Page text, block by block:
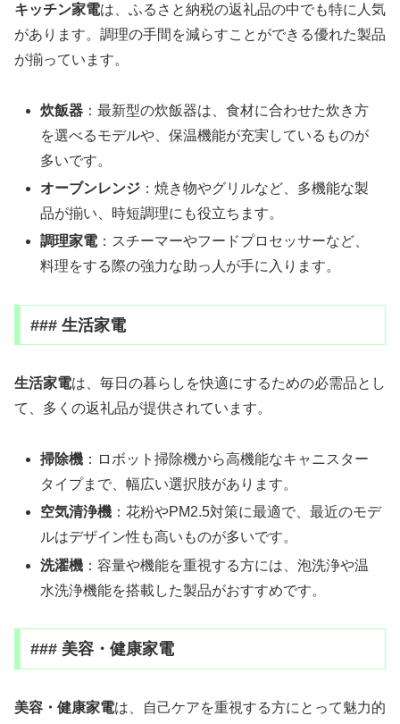
キッチン家電は、ふるさと納税の返礼品の中でも特に人気
があります。調理の手間を減らすことができる優れた製品
が揃っています。
炊飯器 ：最新型の炊飯器は、食材に合わせた炊き方
を選べるモデルや、保温機能が充実しているものが
多いです。
オーブンレンジ ：焼き物やグリルなど、多機能な製
品が揃い、時短調理にも役立ちます。
調理家電：スチーマーやフードプロセッサーなど、
料理をする際の強力な助っ人が手に入ります。
### 生活家電
生活家電は、毎日の暮らしを快適にするための必需品とし
て、多くの返礼品が提供されています。
掃除機 ：ロボット掃除機から高機能なキャニスター
タイプまで、幅広い選択肢があります。
空気清浄機 ：花粉やPM2.5対策に最適で、最近のモデ
ルはデザイン性も高いものが多いです。
洗濯機 ：容量や機能を重視する方には、泡洗浄や温
水洗浄機能を搭載した製品がおすすめです。
### 美容・健康家電
美容・健康家電は、自己ケアを重視する方にとって魅力的